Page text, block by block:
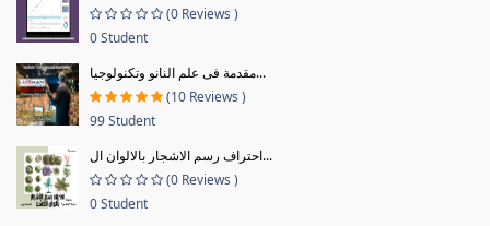
(0 Reviews )
0 Student
مقدمة فى علم النانو وتكنولوجيا...
(10 Reviews )
99 Student
احتراف رسم الاشجار بالالوان ال...
(0 Reviews )
0 Student